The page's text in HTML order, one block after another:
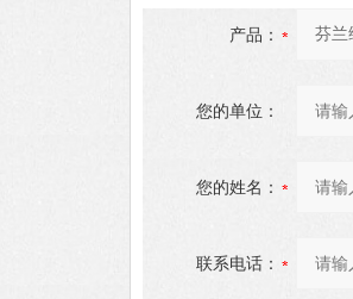
产品：
您的单位：
您的姓名：
联系电话：